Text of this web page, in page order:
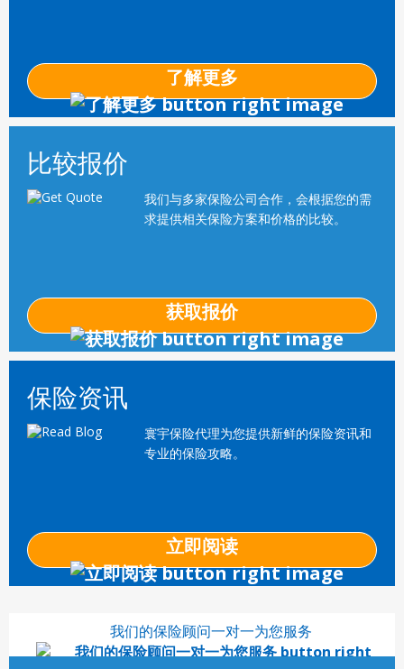
了解更多
比较报价
我们与多家保险公司合作，会根据您的需
求提供相关保险方案和价格的比较。
获取报价
保险资讯
寰宇保险代理为您提供新鲜的保险资讯和
专业的保险攻略。
立即阅读
我们的保险顾问一对一为您服务